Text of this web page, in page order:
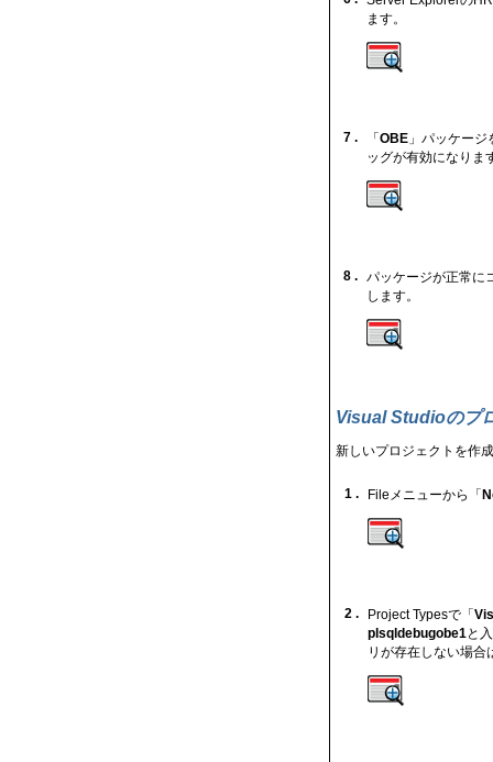
ます。
7 . 「 OBE 」パッケー
ッグが有効になりま
8 . パッケージが正常に
します。
Visual Studioのプ
新しいプロジェクトを作
1 . Fileメニューから「
2 . Project Typesで「
plsqldebugobe1と
リが存在しない場合